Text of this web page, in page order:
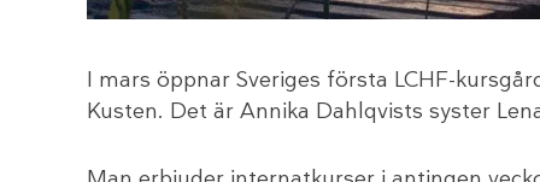
I mars öppnar Sveriges första LCHF-
Kusten. Det är Annika Dahlqvists syster